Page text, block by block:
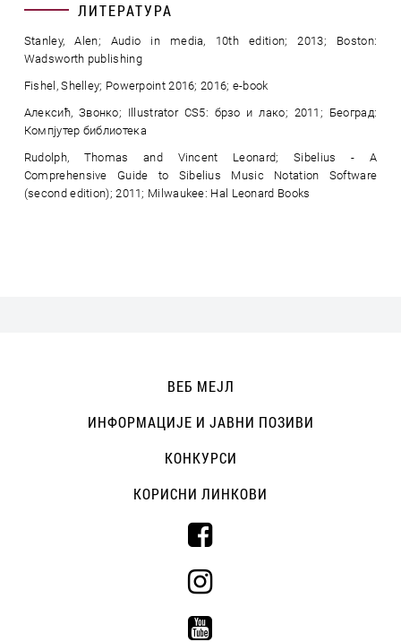
ЛИТЕРАТУРА
Stanley, Alen; Audio in media, 10th edition; 2013; Boston:
Wadsworth publishing
Fishel, Shelley; Powerpoint 2016; 2016; e-book
Алексић, Звонко; Illustrator CS5: брзо и лако; 2011; Београд:
Компјутер библиотека
Rudolph, Thomas and Vincent Leonard; Sibelius - A
Comprehensive Guide to Sibelius Music Notation Software
(second edition); 2011; Milwaukee: Hal Leonard Books
ВЕБ МЕЈЛ
ИНФОРМАЦИЈЕ И ЈАВНИ ПОЗИВИ
КОНКУРСИ
КОРИСНИ ЛИНКОВИ